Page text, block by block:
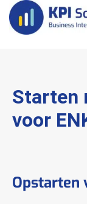
Starten
voor
Opstarten